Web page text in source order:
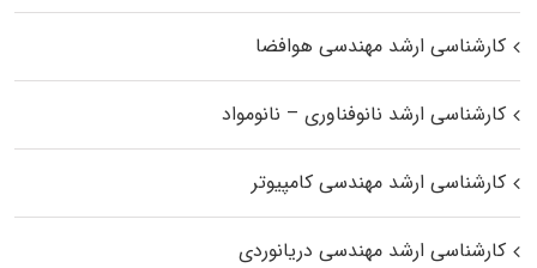
کارشناسی ارشد مهندسی هوافضا
کارشناسی ارشد نانوفناوری – نانومواد
کارشناسی ارشد مهندسی کامپیوتر
کارشناسی ارشد مهندسی دریانوردی